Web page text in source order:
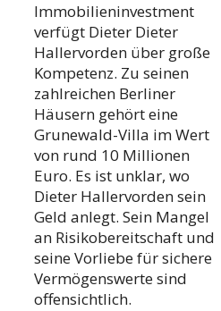
Immobilieninvestment
verfügt Dieter Dieter
Hallervorden über große
Kompetenz. Zu seinen
zahlreichen Berliner
Häusern gehört eine
Grunewald-Villa im Wert
von rund 10 Millionen
Euro. Es ist unklar, wo
Dieter Hallervorden sein
Geld anlegt. Sein Mangel
an Risikobereitschaft und
seine Vorliebe für sichere
Vermögenswerte sind
offensichtlich.